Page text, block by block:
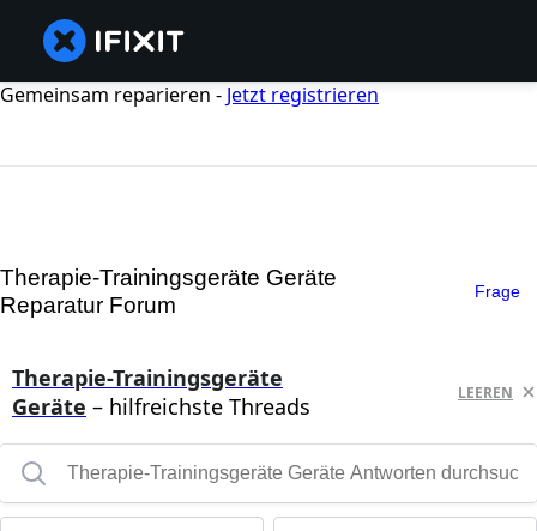
Gemeinsam reparieren - Jetzt registrieren
Therapie-Trainingsgeräte Geräte
Reparatur Forum
Frage
Therapie-Trainingsgeräte
Geräte – hilfreichste Threads LEEREN